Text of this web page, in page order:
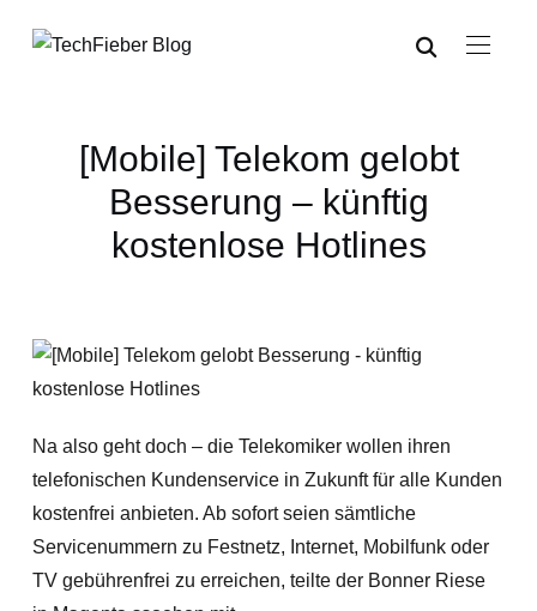
[Mobile] Telekom gelobt
Besserung – künftig
kostenlose Hotlines
Na also geht doch – die Telekomiker wollen ihren
telefonischen Kundenservice in Zukunft für alle Kunden
kostenfrei anbieten. Ab sofort seien sämtliche
Servicenummern zu Festnetz, Internet, Mobilfunk oder
TV gebührenfrei zu erreichen, teilte der Bonner Riese